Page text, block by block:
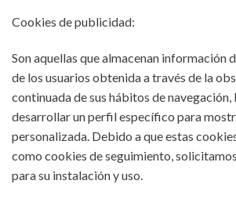
Cookies de publicidad:
Son aquellas que almacenan información
de los usuarios obtenida a través de la
continuada de sus hábitos de
desarrollar un perfil específico para
personalizada. Debido a que estas
como cookies de seguimiento,
para su instalación y uso.